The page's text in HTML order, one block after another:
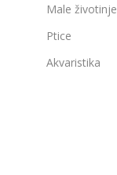
Male životinje
Ptice
Akvaristika